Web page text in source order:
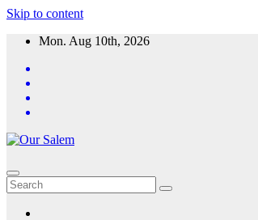
Skip to content
Mon. Aug 10th, 2026